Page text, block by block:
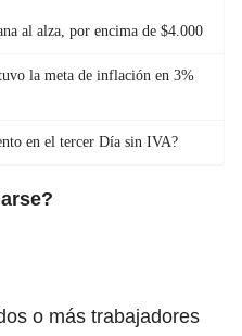
al alza, por encima de $4.000
la meta de inflación en 3%
en el tercer Día sin IVA?
o más trabajadores